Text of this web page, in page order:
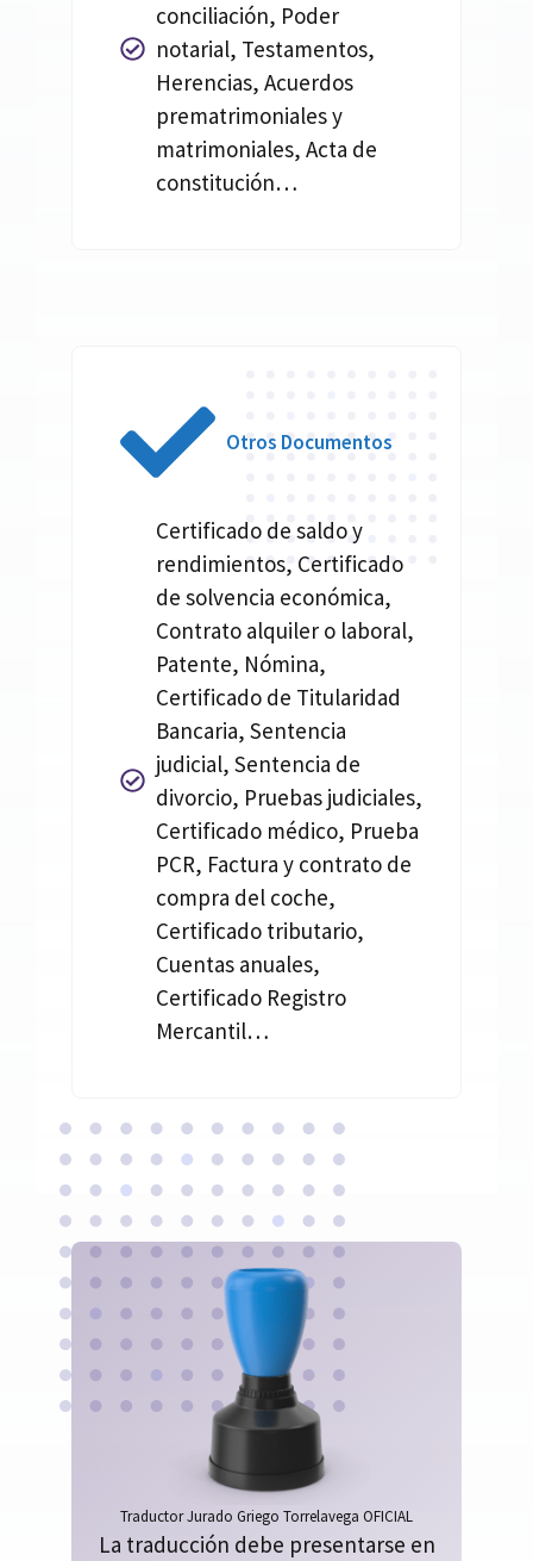
conciliación, Poder
notarial, Testamentos,
Herencias, Acuerdos
prematrimoniales y
matrimoniales, Acta de
constitución…
Otros Documentos
Certificado de saldo y
rendimientos, Certificado
de solvencia económica,
Contrato alquiler o laboral,
Patente, Nómina,
Certificado de Titularidad
Bancaria, Sentencia
judicial, Sentencia de
divorcio, Pruebas judiciales,
Certificado médico, Prueba
PCR, Factura y contrato de
compra del coche,
Certificado tributario,
Cuentas anuales,
Certificado Registro
Mercantil…
Traductor Jurado Griego Torrelavega OFICIAL
La traducción debe presentarse en